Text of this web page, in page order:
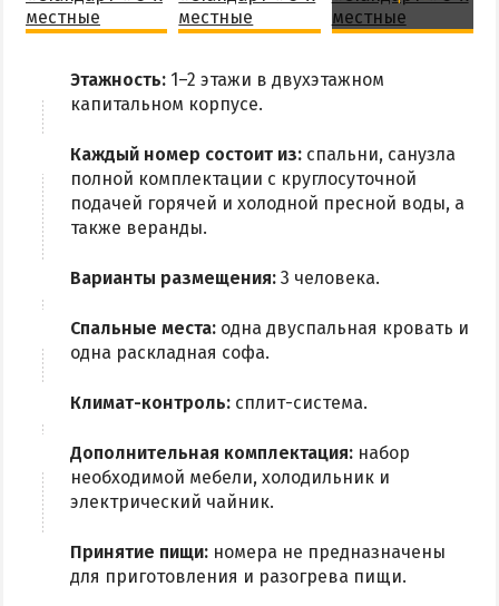
Этажность: 1–2 этажи в двухэтажном
капитальном корпусе.
Каждый номер состоит из: спальни, санузла
полной комплектации с круглосуточной
подачей горячей и холодной пресной воды, а
также веранды.
Варианты размещения: 3 человека.
Спальные места: одна двуспальная кровать и
одна раскладная софа.
Климат-контроль: сплит-система.
Дополнительная комплектация: набор
необходимой мебели, холодильник и
электрический чайник.
Принятие пищи: номера не предназначены
для приготовления и разогрева пищи.